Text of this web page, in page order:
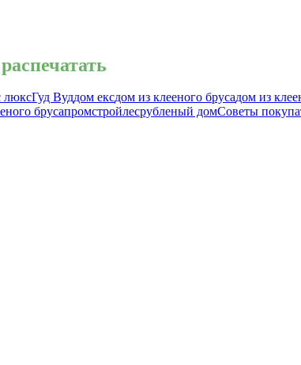
люксГуд Вуддом ексдом из клееного брусадом из
брусапромстройлесрубленый домСоветы